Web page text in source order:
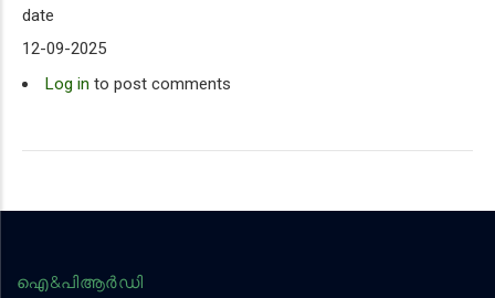
date
12-09-2025
Log in to post comments
ഐ&പിആര്‍ഡി